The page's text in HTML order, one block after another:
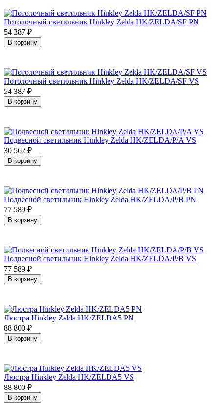
Потолочный светильник Hinkley Zelda HK/ZELDA/SF PN
54 387 ₽
В корзину
Потолочный светильник Hinkley Zelda HK/ZELDA/SF VS
54 387 ₽
В корзину
Подвесной светильник Hinkley Zelda HK/ZELDA/P/A VS
30 562 ₽
В корзину
Подвесной светильник Hinkley Zelda HK/ZELDA/P/B PN
77 589 ₽
В корзину
Подвесной светильник Hinkley Zelda HK/ZELDA/P/B VS
77 589 ₽
В корзину
Люстра Hinkley Zelda HK/ZELDA5 PN
88 800 ₽
В корзину
Люстра Hinkley Zelda HK/ZELDA5 VS
88 800 ₽
В корзину